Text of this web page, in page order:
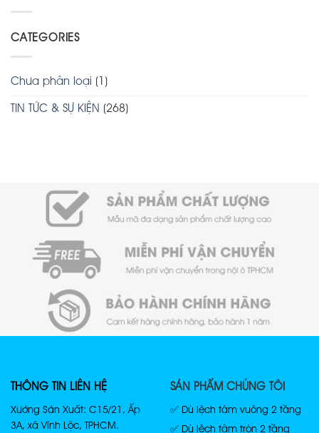
CATEGORIES
Chưa phân loại (1)
TIN TỨC & SỰ KIỆN (268)
THÔNG TIN LIÊN HỆ
Xưởng Sản Xuất: C15/21, Ấp
3A, xã Vĩnh Lộc, TPHCM.
SẢN PHẨM CHÚNG TÔI
✅ Dù lệch tâm vuông 2 tầng
✅ Dù lệch tâm tròn 2 tầng